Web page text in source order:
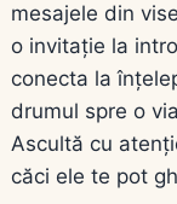
mesajele din
o invitație la
conecta la
drumul spre o
Ascultă cu
căci ele te pot